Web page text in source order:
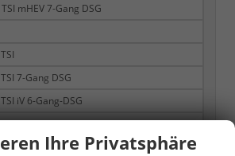
mHEV 7-Gang DSG
7-Gang DSG
iV 6-Gang-DSG
mHEV 7-Gang DSG
7-Gang-DSG
Ihre Privatsphäre